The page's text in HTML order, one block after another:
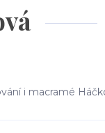
i macramé